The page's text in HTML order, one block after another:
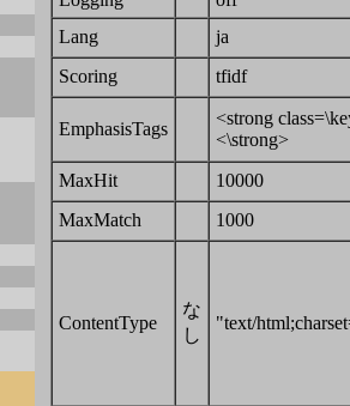
Lang
ja
Scoring
tfidf
EmphasisTags
<strong
<\strong>
MaxHit
10000
MaxMatch
1000
ContentType
な
し
"text/